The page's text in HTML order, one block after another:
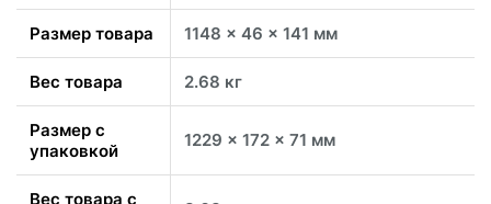
Размер товара 1148 x 46 x 141 мм
Вес товара 2.68 кг
Размер с
упаковкой
1229 x 172 x 71 мм
Вес товара с